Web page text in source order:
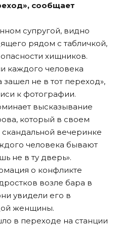
сообщает
супругой, видно
рядом с табличкой,
хищников.
каждого человека
не в тот переход»,
к фотографии.
высказывание
который в своем
скандальной вечеринке
человека бывают
не в ту дверь».
о конфликте
возле бара в
увидели его в
женщины.
в переходе на станции